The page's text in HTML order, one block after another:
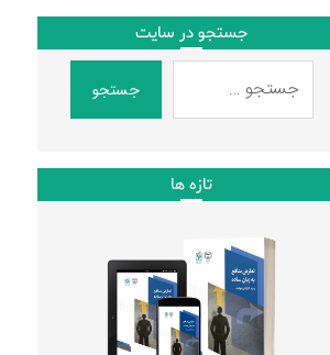
جستجو در سایت
جستجو
تازه ها